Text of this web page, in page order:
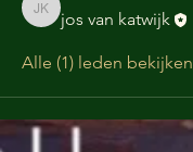
jos van katwijk
jos van katwijk
Alle (1) leden bekijken